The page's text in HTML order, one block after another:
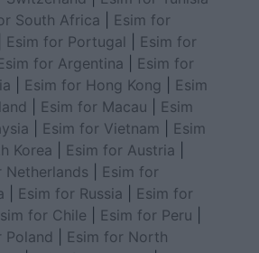
South Africa
Esim for
Esim for Portugal
Esim for
for Argentina
Esim for
Esim for Hong Kong
Esim
Esim for Macau
Esim
Esim for Vietnam
Esim
Korea
Esim for Austria
Netherlands
Esim for
Esim for Russia
Esim for
for Chile Esim for Peru
Poland
Esim for North